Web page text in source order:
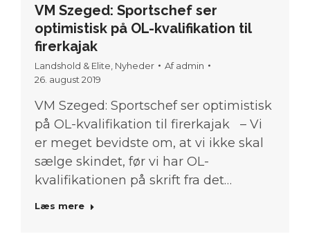
VM Szeged: Sportschef ser
optimistisk på OL-kvalifikation til
firerkajak
Landshold & Elite Nyheder Afadmin
26. august 2019
VM Szeged: Sportschef ser optimistisk
på OL-kvalifikation til firerkajak – Vi
er meget bevidste om, at vi ikke skal
sælge skindet, før vi har OL-
kvalifikationen på skrift fra det…
Læs mere